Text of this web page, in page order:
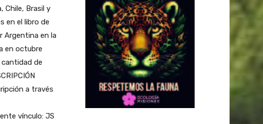
Chile, Brasil y
en el libro de
Argentina en la
en octubre
de
a través
vínculo: JS